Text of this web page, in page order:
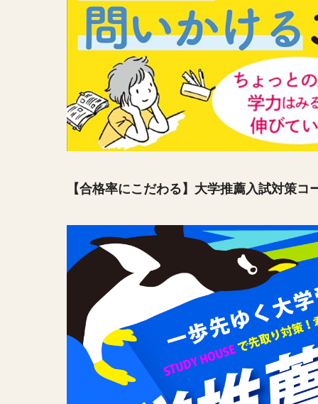
【合格率にこだわる】大学推薦入試対策コ